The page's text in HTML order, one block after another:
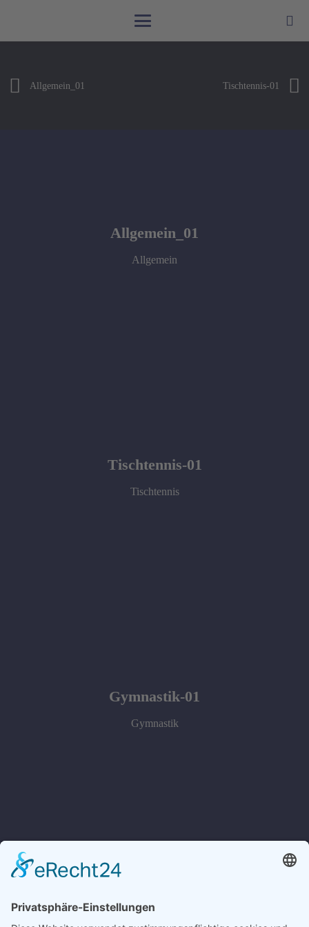
Allgemein_01 Tischtennis-01
Allgemein_01
Allgemein
Tischtennis-01
Tischtennis
Gymnastik-01
Gymnastik